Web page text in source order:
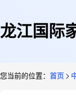
龙江国际
您当前的位置： 首页